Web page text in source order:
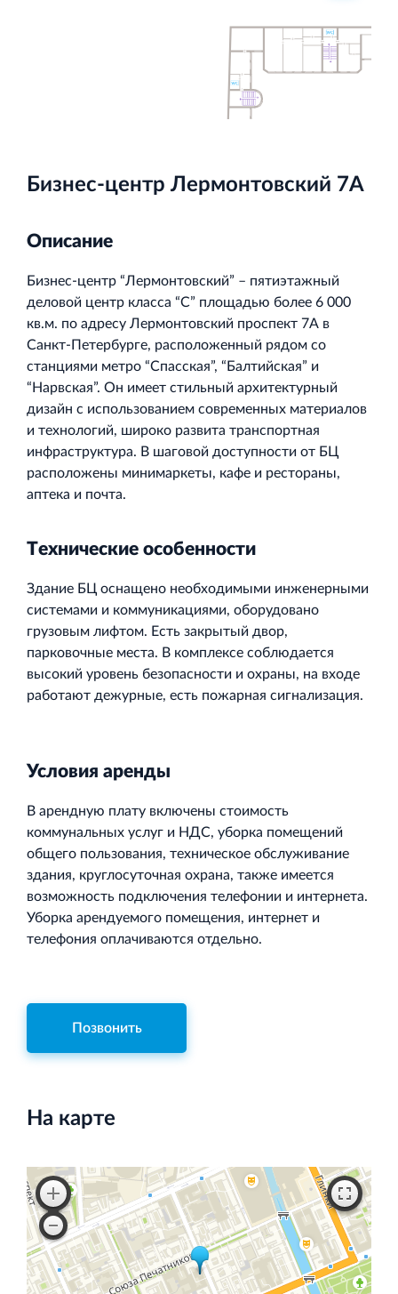
Современный торговый комплекс в центре города
Бизнес-центр Лермонтовский 7А
Описание
Бизнес-центр “Лермонтовский” – пятиэтажный
деловой центр класса “С” площадью более 6 000
кв.м. по адресу Лермонтовский проспект 7А в
Санкт-Петербурге, расположенный рядом со
станциями метро “Спасская”, “Балтийская” и
“Нарвская”. Он имеет стильный архитектурный
дизайн с использованием современных материалов
и технологий, широко развита транспортная
инфраструктура. В шаговой доступности от БЦ
расположены минимаркеты, кафе и рестораны,
аптека и почта.
Технические особенности
Здание БЦ оснащено необходимыми инженерными
системами и коммуникациями, оборудовано
грузовым лифтом. Есть закрытый двор,
парковочные места. В комплексе соблюдается
высокий уровень безопасности и охраны, на входе
работают дежурные, есть пожарная сигнализация.
Условия аренды
В арендную плату включены стоимость
коммунальных услуг и НДС, уборка помещений
общего пользования, техническое обслуживание
здания, круглосуточная охрана, также имеется
возможность подключения телефонии и интернета.
Уборка арендуемого помещения, интернет и
телефония оплачиваются отдельно.
Позвонить
На карте